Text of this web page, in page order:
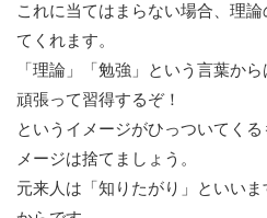
これに当てはまらない場合、理
てくれます。
「理論」「勉強」という言葉か
頑張って習得するぞ！
というイメージがひっついてく
メージは捨てましょう。
元来人は「知りたがり」といい